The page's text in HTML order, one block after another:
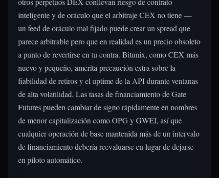
inteligente y de oráculo que el arbitraje CEX no tiene —
un feed de oráculo mal fijado puede crear un spread que
parece arbitrable pero que en realidad es un precio obsoleto
a punto de revertirse en tu contra. Bitunix, como CEX más
nuevo y pequeño, amerita precaución extra sobre la
fiabilidad de retiros y el uptime de la API durante ventanas
de alta volatilidad. Las tasas de financiamiento de Gate
Futures pueden cambiar de signo rápidamente en nombres
de menor capitalización como OPG y GWEI, así que
cualquier operación de base mantenida más de un intervalo
de financiamiento debería reevaluarse en lugar de dejarse
en piloto automático.